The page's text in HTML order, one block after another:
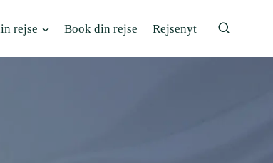
rejse Book din rejse Rejsenyt